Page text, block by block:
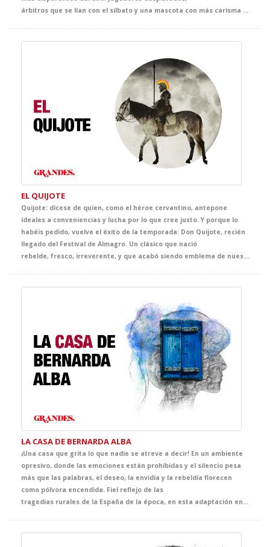
EL QUIJOTE
Quijote: dícese de quien, como el héroe cervantino, antepone
ideales a conveniencias y lucha por lo que cree justo. Y porque lo
habéis pedido, vuelve el éxito de la temporada: Don Quijote, recién
llegado del Festival de Almagro. Un clásico que nació
LA CASA DE BERNARDA ALBA
¡Una casa que grita lo que nadie se atreve a decir! En un ambiente
opresivo, donde las emociones están prohibidas y el silencio pesa
más que las palabras, el deseo, la envidia y la rebeldía florecen
como pólvora encendida. Fiel reflejo de las
tragedias rurales de la España de la época, en esta adaptación en vivo brilla la fuerza del clásico de Federico García Lorca, acercando su poderosa crítica social y su poética intensidad a las nuevas generaciones. Sin duda, el broche de oro para tus clases de literatura.